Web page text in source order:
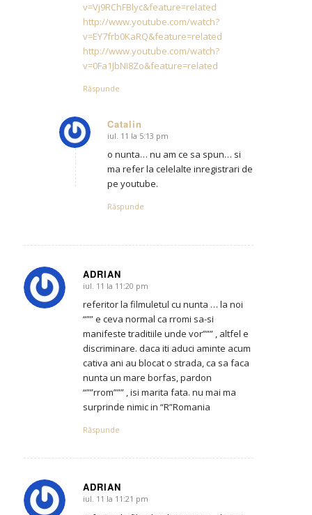
v=Vj9RChFBlyc&feature=related
http://www.youtube.com/watch?
v=EY7frb0KaRQ&feature=related
http://www.youtube.com/watch?
v=0Fa1JbNI8Zo&feature=related
Răspunde
Catalin
says:
iul. 11 la 5:13 pm
o nunta… nu am ce sa spun… si
ma refer la celelalte inregistrari de
pe youtube.
Răspunde
ADRIAN
says:
iul. 11 la 11:20 pm
referitor la filmuletul cu nunta … la noi
“”” e ceva normal ca rromi sa-si
manifeste traditiile unde vor””” , altfel e
discriminare. daca iti aduci aminte acum
cativa ani au blocat o strada, ca sa faca
nunta un mare borfas, pardon
“””rrom””” , isi marita fata. nu mai ma
surprinde nimic in “R”Romania
Răspunde
ADRIAN
says:
iul. 11 la 11:21 pm